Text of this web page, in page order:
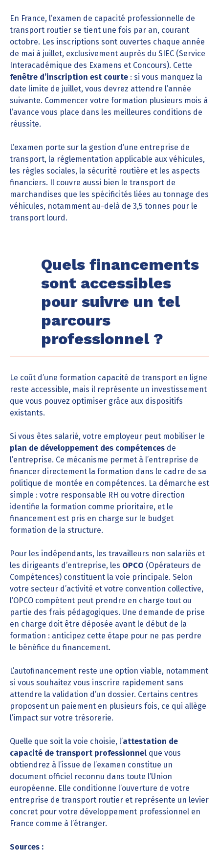
En France, l’examen de capacité professionnelle de
transport routier se tient une fois par an, courant
octobre. Les inscriptions sont ouvertes chaque année
de mai à juillet, exclusivement auprès du SIEC (Service
Interacadémique des Examens et Concours). Cette
fenêtre d’inscription est courte : si vous manquez la
date limite de juillet, vous devrez attendre l’année
suivante. Commencer votre formation plusieurs mois à
l’avance vous place dans les meilleures conditions de
réussite.
L’examen porte sur la gestion d’une entreprise de
transport, la réglementation applicable aux véhicules,
les règles sociales, la sécurité routière et les aspects
financiers. Il couvre aussi bien le transport de
marchandises que les spécificités liées au tonnage des
véhicules, notamment au-delà de 3,5 tonnes pour le
transport lourd.
Quels financements
sont accessibles
pour suivre un tel
parcours
professionnel ?
Le coût d’une formation capacité de transport en ligne
reste accessible, mais il représente un investissement
que vous pouvez optimiser grâce aux dispositifs
existants.
Si vous êtes salarié, votre employeur peut mobiliser le
plan de développement des compétences de
l’entreprise. Ce mécanisme permet à l’entreprise de
financer directement la formation dans le cadre de sa
politique de montée en compétences. La démarche est
simple : votre responsable RH ou votre direction
identifie la formation comme prioritaire, et le
financement est pris en charge sur le budget
formation de la structure.
Pour les indépendants, les travailleurs non salariés et
les dirigeants d’entreprise, les OPCO (Opérateurs de
Compétences) constituent la voie principale. Selon
votre secteur d’activité et votre convention collective,
l’OPCO compétent peut prendre en charge tout ou
partie des frais pédagogiques. Une demande de prise
en charge doit être déposée avant le début de la
formation : anticipez cette étape pour ne pas perdre
le bénéfice du financement.
L’autofinancement reste une option viable, notamment
si vous souhaitez vous inscrire rapidement sans
attendre la validation d’un dossier. Certains centres
proposent un paiement en plusieurs fois, ce qui allège
l’impact sur votre trésorerie.
Quelle que soit la voie choisie, l’attestation de
capacité de transport professionnel que vous
obtiendrez à l’issue de l’examen constitue un
document officiel reconnu dans toute l’Union
européenne. Elle conditionne l’ouverture de votre
entreprise de transport routier et représente un levier
concret pour votre développement professionnel en
France comme à l’étranger.
Sources :